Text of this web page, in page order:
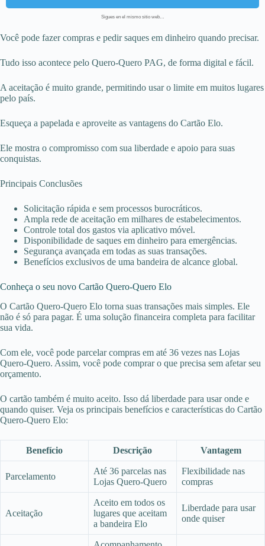
Sigues en el mismo sitio web…
Você pode fazer compras e pedir saques em dinheiro quando precisar.
Tudo isso acontece pelo Quero-Quero PAG, de forma digital e fácil.
A aceitação é muito grande, permitindo usar o limite em muitos lugares
pelo país.
Esqueça a papelada e aproveite as vantagens do Cartão Elo.
Ele mostra o compromisso com sua liberdade e apoio para suas
conquistas.
Principais Conclusões
Solicitação rápida e sem processos burocráticos.
Ampla rede de aceitação em milhares de estabelecimentos.
Controle total dos gastos via aplicativo móvel.
Disponibilidade de saques em dinheiro para emergências.
Segurança avançada em todas as suas transações.
Benefícios exclusivos de uma bandeira de alcance global.
Conheça o seu novo Cartão Quero-Quero Elo
O Cartão Quero-Quero Elo torna suas transações mais simples. Ele
não é só para pagar. É uma solução financeira completa para facilitar
sua vida.
Com ele, você pode parcelar compras em até 36 vezes nas Lojas
Quero-Quero. Assim, você pode comprar o que precisa sem afetar seu
orçamento.
O cartão também é muito aceito. Isso dá liberdade para usar onde e
quando quiser. Veja os principais benefícios e características do Cartão
Quero-Quero Elo:
Benefício Descrição Vantagem
Parcelamento
Até 36 parcelas nas
Lojas Quero-Quero
Flexibilidade nas
compras
Aceitação
Aceito em todos os
lugares que aceitam
a bandeira Elo
Liberdade para usar
onde quiser